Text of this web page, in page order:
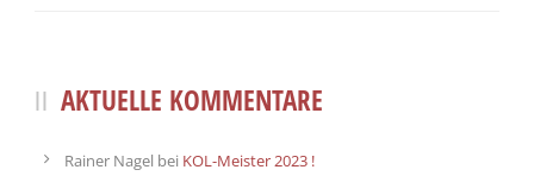
AKTUELLE KOMMENTARE
Rainer Nagel bei KOL-Meister 2023 !